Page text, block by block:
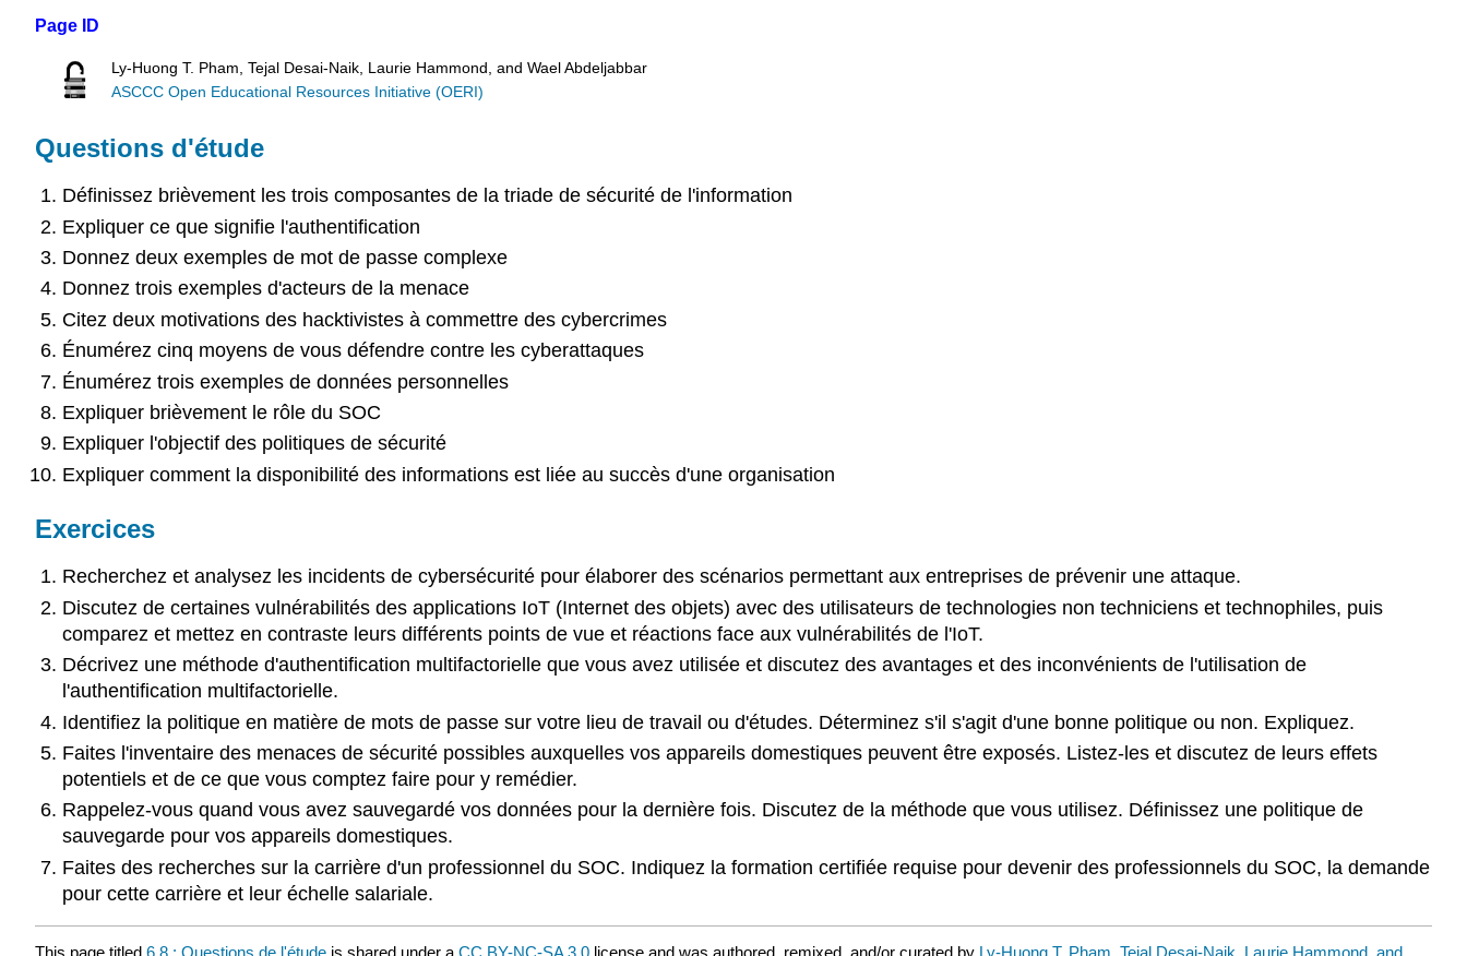
Page ID
Ly-Huong T. Pham, Tejal Desai-Naik, Laurie Hammond, and Wael Abdeljabbar
ASCCC Open Educational Resources Initiative (OERI)
Questions d'étude
Définissez brièvement les trois composantes de la triade de sécurité de l'information
Expliquer ce que signifie l'authentification
Donnez deux exemples de mot de passe complexe
Donnez trois exemples d'acteurs de la menace
Citez deux motivations des hacktivistes à commettre des cybercrimes
Énumérez cinq moyens de vous défendre contre les cyberattaques
Énumérez trois exemples de données personnelles
Expliquer brièvement le rôle du SOC
Expliquer l'objectif des politiques de sécurité
Expliquer comment la disponibilité des informations est liée au succès d'une organisation
Exercices
Recherchez et analysez les incidents de cybersécurité pour élaborer des scénarios permettant aux entreprises de prévenir une attaque.
Discutez de certaines vulnérabilités des applications IoT (Internet des objets) avec des utilisateurs de technologies non techniciens et technophiles, puis
comparez et mettez en contraste leurs différents points de vue et réactions face aux vulnérabilités de l'IoT.
Décrivez une méthode d'authentification multifactorielle que vous avez utilisée et discutez des avantages et des inconvénients de l'utilisation de
l'authentification multifactorielle.
Identifiez la politique en matière de mots de passe sur votre lieu de travail ou d'études. Déterminez s'il s'agit d'une bonne politique ou non. Expliquez.
Faites l'inventaire des menaces de sécurité possibles auxquelles vos appareils domestiques peuvent être exposés. Listez-les et discutez de leurs effets
potentiels et de ce que vous comptez faire pour y remédier.
Rappelez-vous quand vous avez sauvegardé vos données pour la dernière fois. Discutez de la méthode que vous utilisez. Définissez une politique de
sauvegarde pour vos appareils domestiques.
Faites des recherches sur la carrière d'un professionnel du SOC. Indiquez la formation certifiée requise pour devenir des professionnels du SOC, la demande
pour cette carrière et leur échelle salariale.
This page titled 6.8 : Questions de l'étude is shared under a CC BY-NC-SA 3.0 license and was authored, remixed, and/or curated by Ly-Huong T. Pham, Tejal Desai-Naik, Laurie Hammond, and